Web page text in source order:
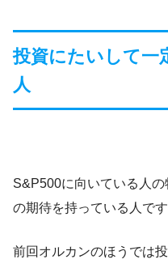
投資にたいして一
人
S&P500に向いている人
の期待を持っている人です
前回オルカンのほうでは